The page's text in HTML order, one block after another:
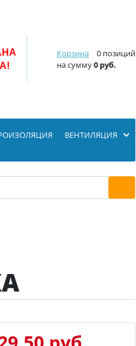
Корзина
0 позиций
на сумму0 руб.
ВЕНТИЛЯЦИЯ